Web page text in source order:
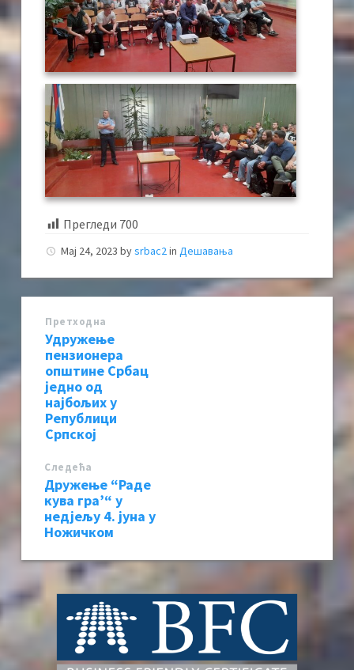
Прегледи 700
Мај 24, 2023 bysrbac2in Дешавања
Претходна
Удружење
пензионера
општине Србац
једно од
најбољих у
Републици
Српској
Следећa
Дружење “Раде
кува гра’“ у
недјељу 4. јуна у
Ножичком